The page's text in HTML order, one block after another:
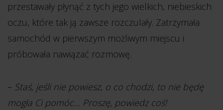
przestawały płynąć z tych jego wielkich, niebieskich
oczu, które tak ją zawsze rozczulały. Zatrzymała
samochód w pierwszym możliwym miejscu i
próbowała nawiązać rozmowę.
– Staś, jeśli nie powiesz, o co chodzi, to nie będę
mogła Ci pomóc… Proszę, powiedz coś!